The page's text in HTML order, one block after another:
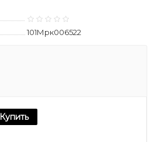
101Мрк006522
Купить